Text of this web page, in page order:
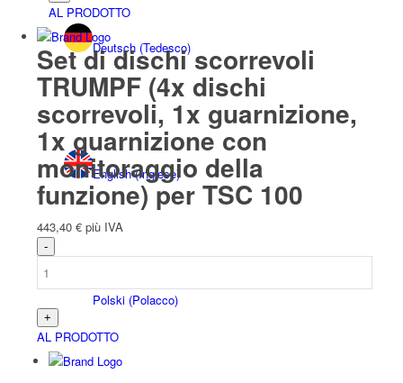
Deutsch(Tedesco)
English(Inglese)
Polski(Polacco)
AL PRODOTTO
Set di dischi scorrevoli
TRUMPF (4x dischi
scorrevoli, 1x guarnizione,
1x guarnizione con
monitoraggio della
funzione) per TSC 100
443,40 € più IVA
AL PRODOTTO